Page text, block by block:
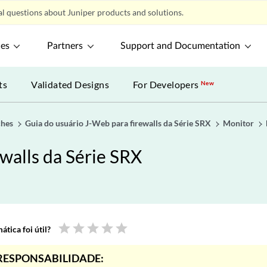
questions about Juniper products and solutions.
Partners Support and Documentation
Validated Designs For DevelopersNew
Guia do usuário J-Web para firewalls da Série SRX Monitor
da Série SRX
foi útil? star star star star star